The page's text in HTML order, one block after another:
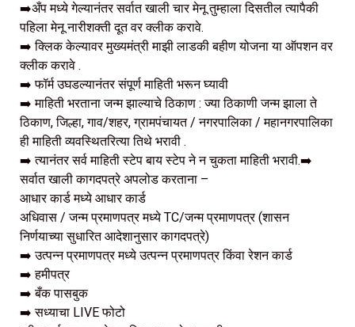
➡️अँप मध्ये गेल्यानंतर सर्वात खाली चार मेनू तुम्हाला दिसतील त्यापैकी
पहिला मेनू नारीशक्ती दूत वर क्लीक करावे.
➡️ क्लिक केल्यावर मुख्यमंत्री माझी लाडकी बहीण योजना या ऑपशन वर
क्लीक करावे .
➡️ फॉर्म उघडल्यानंतर संपूर्ण माहिती भरून घ्यावी
➡️ माहिती भरताना जन्म झाल्याचे ठिकाण : ज्या ठिकाणी जन्म झाला ते
ठिकाण, जिल्हा, गाव/शहर, ग्रामपंचायत / नगरपालिका / महानगरपालिका
ही माहिती व्यवस्थितरित्या तिथे भरावी .
➡️ त्यानंतर सर्व माहिती स्टेप बाय स्टेप ने न चुकता माहिती भरावी.➡️
सर्वात खाली कागदपत्रे अपलोड करताना –
आधार कार्ड मध्ये आधार कार्ड
अधिवास / जन्म प्रमाणपत्र मध्ये TC/जन्म प्रमाणपत्र (शासन
निर्णयाच्या सुधारित आदेशानुसार कागदपत्रे)
➡️ उत्पन्न प्रमाणपत्र मध्ये उत्पन्न प्रमाणपत्र किंवा रेशन कार्ड
➡️ हमीपत्र
➡️ बँक पासबुक
➡️ सध्याचा LIVE फोटो